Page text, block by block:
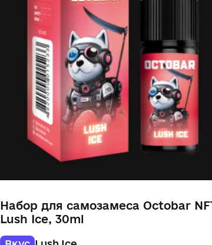
Набор для самозамеса Octobar
Lush Ice, 30ml